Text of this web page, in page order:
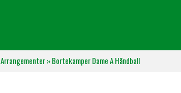
Arrangementer»Bortekamper Dame A Håndball